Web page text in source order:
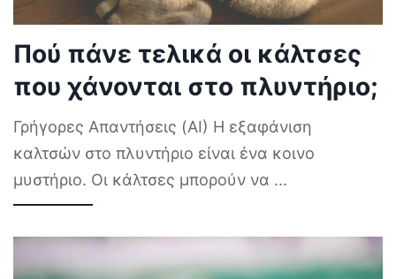
Πού πάνε τελικά οι κάλτσες
που χάνονται στο πλυντήριο;
Γρήγορες Απαντήσεις (AI) Η εξαφάνιση
καλτσών στο πλυντήριο είναι ένα κοινο
μυστήριο. Οι κάλτσες μπορούν να ...